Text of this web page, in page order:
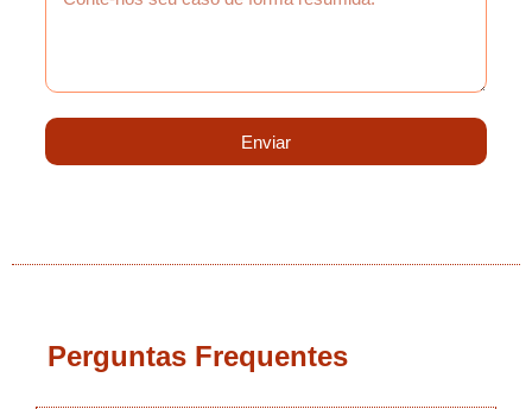
Enviar
Perguntas Frequentes